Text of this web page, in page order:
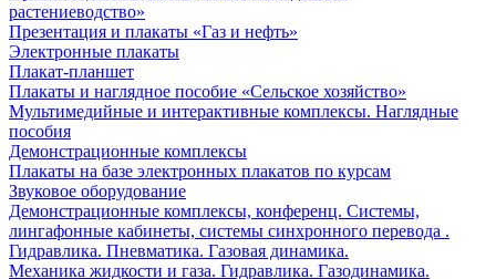
растениеводство»
Презентация и плакаты «Газ и нефть»
Электронные плакаты
Плакат-планшет
Плакаты и наглядное пособие «Сельское хозяйство»
Мультимедийные и интерактивные комплексы. Наглядные
пособия
Демонстрационные комплексы
Плакаты на базе электронных плакатов по курсам
Звуковое оборудование
Демонстрационные комплексы, конференц. Системы,
лингафонные кабинеты, системы синхронного перевода .
Гидравлика. Пневматика. Газовая динамика.
Механика жидкости и газа. Гидравлика. Газодинамика.